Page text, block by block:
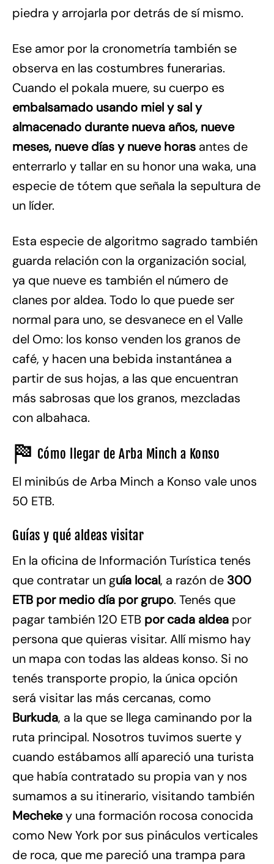
piedra y arrojarla por detrás de sí mismo.
Ese amor por la cronometría también se
observa en las costumbres funerarias.
Cuando el pokala muere, su cuerpo es
embalsamado usando miel y sal y
almacenado durante nueva años, nueve
meses, nueve días y nueve horas antes de
enterrarlo y tallar en su honor una waka, una
especie de tótem que señala la sepultura de
un líder.
Esta especie de algoritmo sagrado también
guarda relación con la organización social,
ya que nueve es también el número de
clanes por aldea. Todo lo que puede ser
normal para uno, se desvanece en el Valle
del Omo: los konso venden los granos de
café, y hacen una bebida instantánea a
partir de sus hojas, a las que encuentran
más sabrosas que los granos, mezcladas
con albahaca.
Cómo llegar de Arba Minch a Konso
El minibús de Arba Minch a Konso vale unos
50 ETB.
Guías y qué aldeas visitar
En la oficina de Información Turística tenés
que contratar un guía local, a razón de 300
ETB por medio día por grupo. Tenés que
pagar también 120 ETB por cada aldea por
persona que quieras visitar. Allí mismo hay
un mapa con todas las aldeas konso. Si no
tenés transporte propio, la única opción
será visitar las más cercanas, como
Burkuda, a la que se llega caminando por la
ruta principal. Nosotros tuvimos suerte y
cuando estábamos allí apareció una turista
que había contratado su propia van y nos
sumamos a su itinerario, visitando también
Mechekey una formación rocosa conocida
como New York por sus pináculos verticales
de roca, que me pareció una trampa para